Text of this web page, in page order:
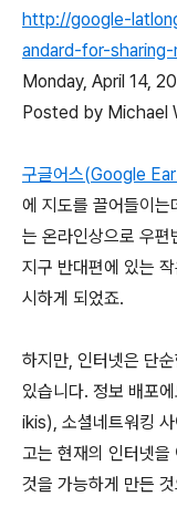
http://google-
andard-for-
Monday, April 14,
Posted by Michael
구글어스(Google
에 지도를 끌어들이는
는 온라인상으로 우편
지구 반대편에 있는
시하게 되었죠.
하지만, 인터넷은 단
있습니다. 정보 배포
ikis), 소셜네트워킹
고는 현재의 인터넷
것을 가능하게 만든